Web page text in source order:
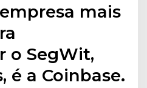
mais
o SegWit,
é a Coinbase.